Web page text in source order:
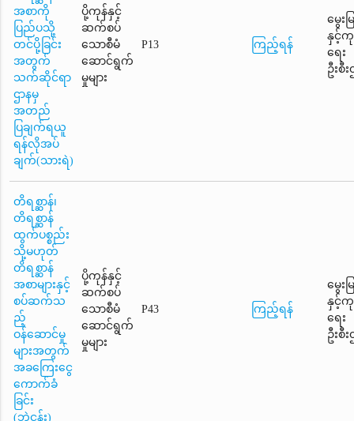
အစာကို
ပြည်ပသို့
တင်ပို့ခြင်း
အတွက်
သက်ဆိုင်ရာ
ဌာနမှ
အတည်
ပြချက်ရယူ
ရန်လိုအပ်
ချက်(သားရဲ)
ပို့ကုန်နှင့်
ဆက်စပ်
သောစီမံ
ဆောင်ရွက်
မှုများ
P13 ကြည့်ရန်
မွေး
နှင့်
ရေး
ဦးစီး
တိရစ္ဆာန်၊
တိရစ္ဆာန်
ထွက်ပစ္စည်း
သို့မဟုတ်
တိရစ္ဆာန်
အစာများနှင့်
စပ်ဆက်သ
ည့်
ဝန်ဆောင်မှု
များအတွက်
အခကြေးငွေ
ကောက်ခံ
ခြင်း
(ဘဲငန်း)
ပို့ကုန်နှင့်
ဆက်စပ်
သောစီမံ
ဆောင်ရွက်
မှုများ
P43 ကြည့်ရန်
မွေး
နှင့်
ရေး
ဦးစီး